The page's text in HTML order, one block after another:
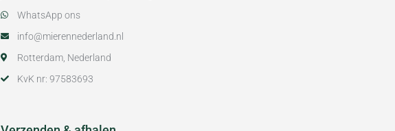
WhatsApp ons
info@mierennederland.nl
Rotterdam, Nederland
KvK nr: 97583693